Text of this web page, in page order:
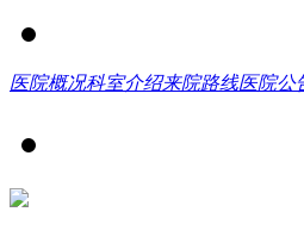
医院概况科室介绍来院路线医院公